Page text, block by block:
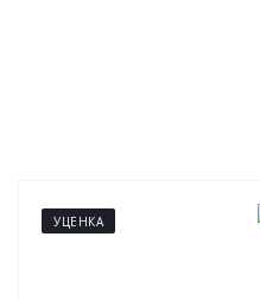
УЦЕНКА